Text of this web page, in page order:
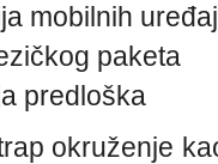
mobilnih
paketa
predloška
okruženje